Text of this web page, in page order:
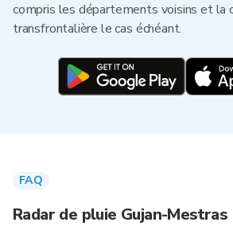
compris les départements voisins et la
transfrontalière le cas échéant.
FAQ
Radar de pluie Gujan-